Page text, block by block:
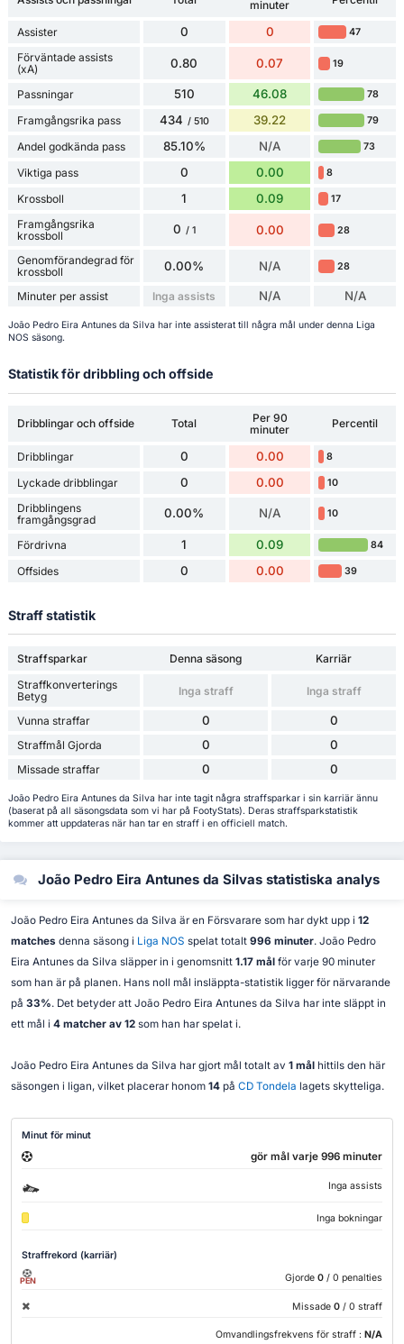
minuter
Assister 0 0 47
Förväntade assists
(xA)
0.80 0.07 19
Passningar 510 46.08 78
Framgångsrika pass 434 / 510 39.22 79
Andel godkända pass 85.10% N/A 73
Viktiga pass 0 0.00 8
Krossboll 1 0.09 17
Framgångsrika
krossboll
0 / 1 0.00 28
Genomförandegrad för
krossboll
0.00% N/A 28
Minuter per assist Inga assists N/A N/A
João Pedro Eira Antunes da Silva har inte assisterat till några mål under denna Liga
NOS säsong.
Statistik för dribbling och offside
Dribblingar och offside Total
Per 90
minuter
Percentil
Dribblingar 0 0.00 8
Lyckade dribblingar 0 0.00 10
Dribblingens
framgångsgrad
0.00% N/A 10
Fördrivna 1 0.09 84
Offsides 0 0.00 39
Straff statistik
Straffsparkar Denna säsong
Karriär
Straffkonverterings
Betyg
Inga straff Inga straff
Vunna straffar 0 0
Straffmål Gjorda 0 0
Missade straffar 0 0
João Pedro Eira Antunes da Silva har inte tagit några straffsparkar i sin karriär ännu
(baserat på all säsongsdata som vi har på FootyStats). Deras straffsparkstatistik
kommer att uppdateras när han tar en straff i en officiell match.
João Pedro Eira Antunes da Silvas statistiska analys
João Pedro Eira Antunes da Silva är en Försvarare som har dykt upp i 12
matches denna säsong i Liga NOS spelat totalt 996 minuter. João Pedro
Eira Antunes da Silva släpper in i genomsnitt 1.17 mål för varje 90 minuter
som han är på planen. Hans noll mål insläppta-statistik ligger för närvarande
på 33%. Det betyder att João Pedro Eira Antunes da Silva har inte släppt in
ett mål i 4 matcher av 12som han har spelat i.
João Pedro Eira Antunes da Silva har gjort mål totalt av 1 mål hittils den här
säsongen i ligan, vilket placerar honom 14på CD Tondela lagets skytteliga.
Minut för minut
gör mål varje 996 minuter
Inga assists
Inga bokningar
Straffrekord (karriär)
PEN Gjorde 0 / 0 penalties
Missade 0 / 0 straff
Omvandlingsfrekvens för straff : N/A